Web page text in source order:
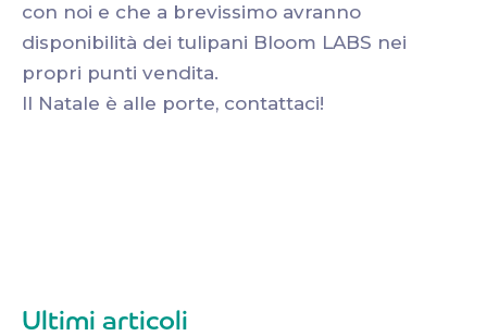
con noi e che a brevissimo avranno
disponibilità dei tulipani Bloom LABS nei
propri punti vendita.
Il Natale è alle porte, contattaci!
Ultimi articoli